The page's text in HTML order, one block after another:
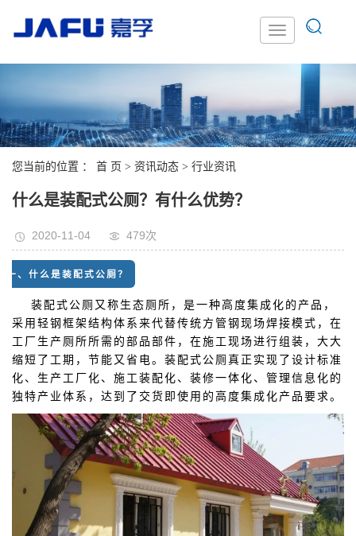
您当前的位置 ： 首 页 > 资讯动态 > 行业资讯
什么是装配式公厕？有什么优势？
2020-11-04 479次
一、什么是装配式公厕？
装配式公厕又称生态厕所，是一种高度集成化的产品，
采用轻钢框架结构体系来代替传统方管钢现场焊接模式，在
工厂生产厕所所需的部品部件，在施工现场进行组装，大大
缩短了工期，节能又省电。装配式公厕真正实现了设计标准
化、生产工厂化、施工装配化、装修一体化、管理信息化的
独特产业体系，达到了交货即使用的高度集成化产品要求。